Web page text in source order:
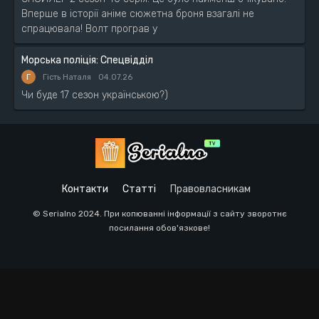
Вперше в історії аніме сюжетна броня взагалі не
спрацювала! Волт програв у
Морська поліція: Спецвідділ
Г Гість Наталя 04.07.26
Чи буде 17 сезон українською?)
Контакти Статті Правовласникам
© Serialno 2024. При копюванні інформації з сайту зворотнє
посилання обов'язкове!